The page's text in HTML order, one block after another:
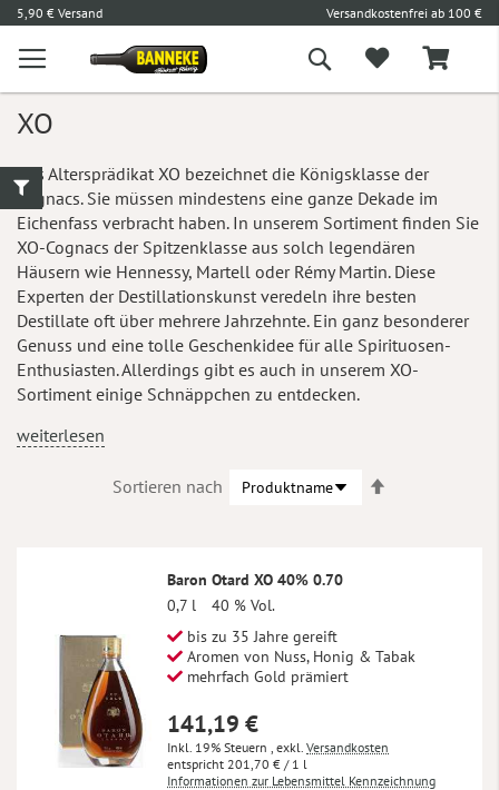
5,90 € Versand Versandkostenfrei ab 100 €
Suche
XO
Das Altersprädikat XO bezeichnet die Königsklasse der
Cognacs. Sie müssen mindestens eine ganze Dekade im
Eichenfass verbracht haben. In unserem Sortiment finden Sie
XO-Cognacs der Spitzenklasse aus solch legendären
Häusern wie Hennessy, Martell oder Rémy Martin. Diese
Experten der Destillationskunst veredeln ihre besten
Destillate oft über mehrere Jahrzehnte. Ein ganz besonderer
Genuss und eine tolle Geschenkidee für alle Spirituosen-
Enthusiasten. Allerdings gibt es auch in unserem XO-
Sortiment einige Schnäppchen zu entdecken.
weiterlesen
Sortieren nach
Baron Otard XO 40% 0.70
0,7 l
40 % Vol.
bis zu 35 Jahre gereift
Aromen von Nuss, Honig & Tabak
mehrfach Gold prämiert
141,19 €
Inkl. 19% Steuern exkl. Versandkosten
201,70 € / 1 l
Informationen zur Lebensmittel Kennzeichnung